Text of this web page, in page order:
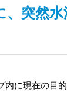
、突然
に現在の目